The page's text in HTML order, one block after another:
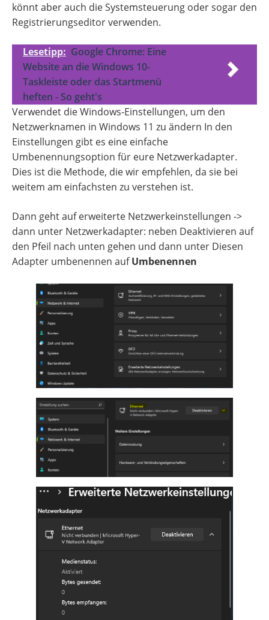
könnt aber auch die Systemsteuerung oder sogar den
Registrierungseditor verwenden.
Lesetipp: Google Chrome: Eine
Website an die Windows 10-
Taskleiste oder das Startmenü
heften - So geht's
Verwendet die Windows-Einstellungen, um den
Netzwerknamen in Windows 11 zu ändern In den
Einstellungen gibt es eine einfache
Umbenennungsoption für eure Netzwerkadapter.
Dies ist die Methode, die wir empfehlen, da sie bei
weitem am einfachsten zu verstehen ist.
Dann geht auf erweiterte Netzwerkeinstellungen ->
dann unter Netzwerkadapter: neben Deaktivieren auf
den Pfeil nach unten gehen und dann unter Diesen
Adapter umbenennen aufUmbenennen